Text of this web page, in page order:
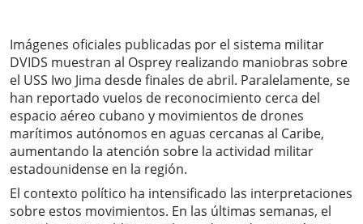
Imágenes oficiales publicadas por el sistema militar
DVIDS muestran al Osprey realizando maniobras sobre
el USS Iwo Jima desde finales de abril. Paralelamente, se
han reportado vuelos de reconocimiento cerca del
espacio aéreo cubano y movimientos de drones
marítimos autónomos en aguas cercanas al Caribe,
aumentando la atención sobre la actividad militar
estadounidense en la región.
El contexto político ha intensificado las interpretaciones
sobre estos movimientos. En las últimas semanas, el